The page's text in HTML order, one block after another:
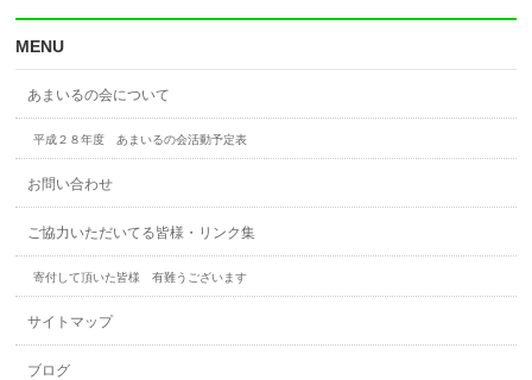
MENU
あまいるの会について
平成２８年度 あまいるの会活動予定表
お問い合わせ
ご協力いただいてる皆様・リンク集
寄付して頂いた皆様 有難うございます
サイトマップ
ブログ